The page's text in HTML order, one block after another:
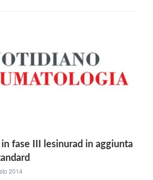
fase III lesinurad in aggiunta
2014